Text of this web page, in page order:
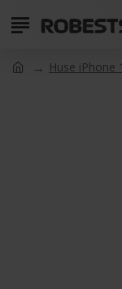
Huse iPhone